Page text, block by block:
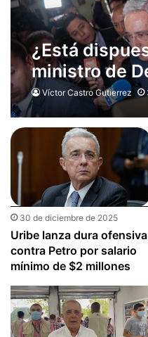
¿Está
ministro de
Víctor Castro Gutierrez
30 de diciembre de 2025
Uribe lanza dura ofensiva
contra Petro por salario
mínimo de $2 millones